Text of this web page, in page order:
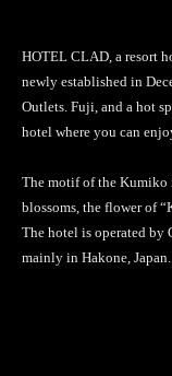
HOTEL CLAD, a resort
newly established in
Outlets. Fuji, and a hot
hotel where you can
The motif of the Kumiko
blossoms, the flower of
The hotel is operated by
mainly in Hakone, Japan.